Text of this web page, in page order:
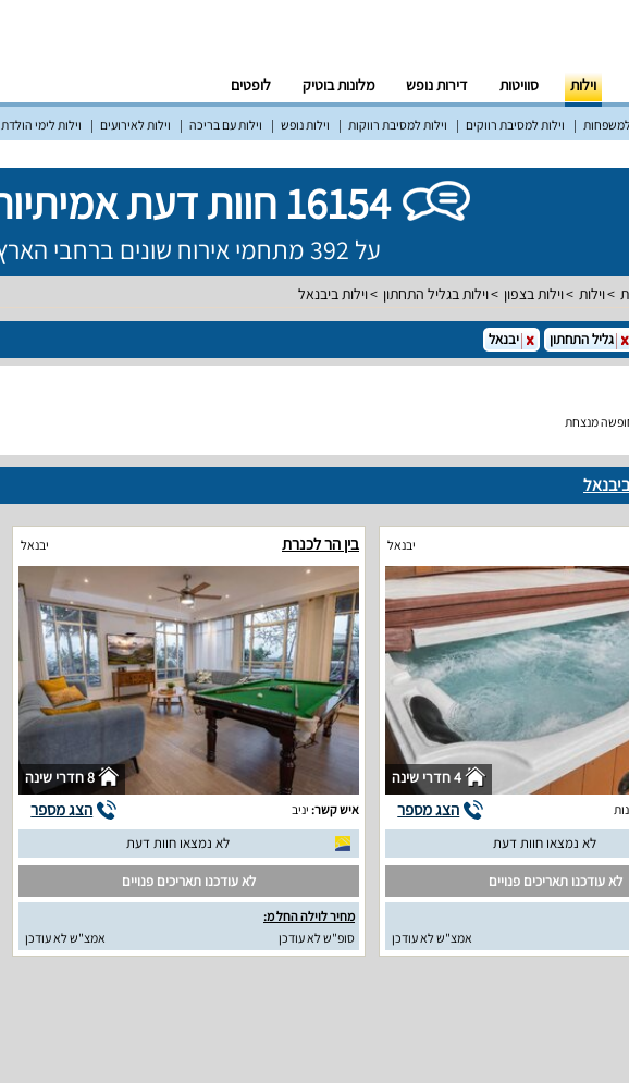
וילות סוויטות דירות נופש מלונות בוטיק לופטים
למשפחות וילות למסיבת רווקים וילות למסיבת רווקות וילות נופש וילות עם בריכה וילות לאירועים וילות לימי הולדת
16154 חוות דעת אמיתיות!
על 392 מתחמי אירוח שונים ברחבי הארץ
וילות וילות בצפון וילות בגליל התחתון וילות ביבנאל
גליל התחתון יבנאל
מנצחת
יבנאל
4 חדרי שינה
הצג מספר
לא נמצאו חוות דעת
לא עודכנו תאריכים פנויים
אמצ"ש לא עודכן
בין הר לכנרת יבנאל
8 חדרי שינה
איש קשר: יניב הצג מספר
לא נמצאו חוות דעת
לא עודכנו תאריכים פנויים
מחיר לוילה החל מ:
סופ"ש לא עודכן
אמצ"ש לא עודכן